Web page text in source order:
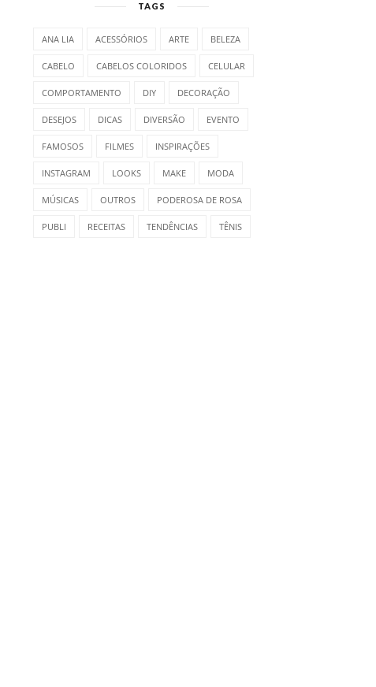
TAGS
ANA LIA ACESSÓRIOS ARTE BELEZA
CABELO CABELOS COLORIDOS CELULAR
COMPORTAMENTO DIY DECORAÇÃO
DESEJOS DICAS DIVERSÃO EVENTO
FAMOSOS FILMES INSPIRAÇÕES
INSTAGRAM LOOKS MAKE MODA
MÚSICAS OUTROS PODEROSA DE ROSA
PUBLI RECEITAS TENDÊNCIAS TÊNIS